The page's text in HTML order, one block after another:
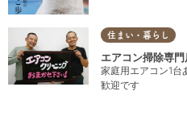
住まい・暮らし
エアコン掃除専
家庭用エアコン1台
歓迎です